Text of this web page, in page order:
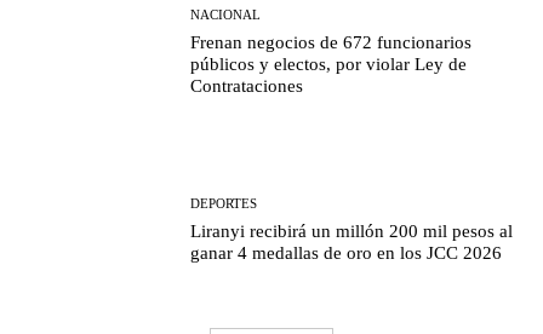
NACIONAL
Frenan negocios de 672 funcionarios
públicos y electos, por violar Ley de
Contrataciones
DEPORTES
Liranyi recibirá un millón 200 mil pesos al
ganar 4 medallas de oro en los JCC 2026